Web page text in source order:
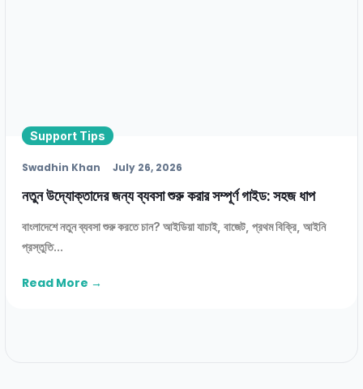
Support Tips
Swadhin Khan July 26, 2026
নতুন উদ্যোক্তাদের জন্য ব্যবসা শুরু করার সম্পূর্ণ গাইড: সহজ ধাপ
বাংলাদেশে নতুন ব্যবসা শুরু করতে চান? আইডিয়া যাচাই, বাজেট, প্রথম বিক্রি, আইনি
প্রস্তুতি...
Read More →